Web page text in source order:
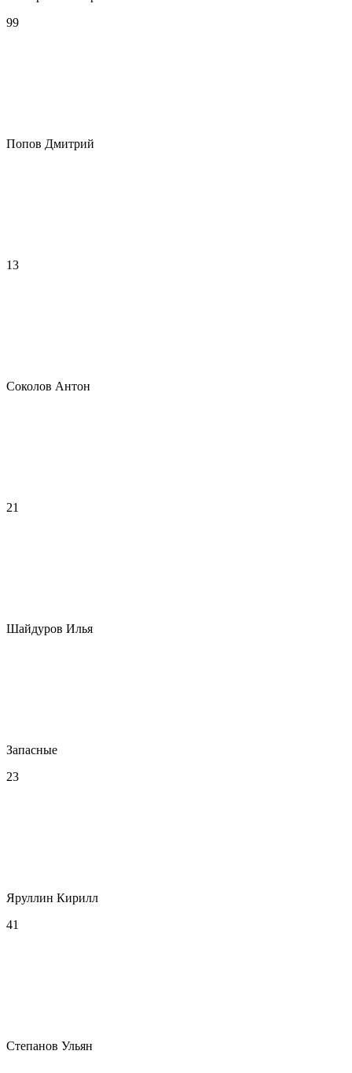
99
Попов Дмитрий
13
Соколов Антон
21
Шайдуров Илья
Запасные
23
Яруллин Кирилл
41
Степанов Ульян